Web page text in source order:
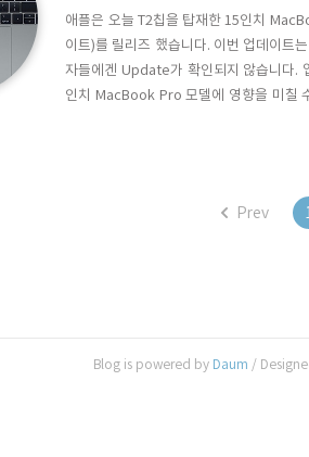
애플은 오늘 T2칩을 탑재한 15인치
이트)를 릴리즈 했습니다. 이번 업데이트
자들에겐 Update가 확인되지 않습니다.
인치 MacBook Pro 모델에 영향을 미칠
들은 반드시 업데이트 할 것을 권장하고
Prev
Blog is powered by Daum /